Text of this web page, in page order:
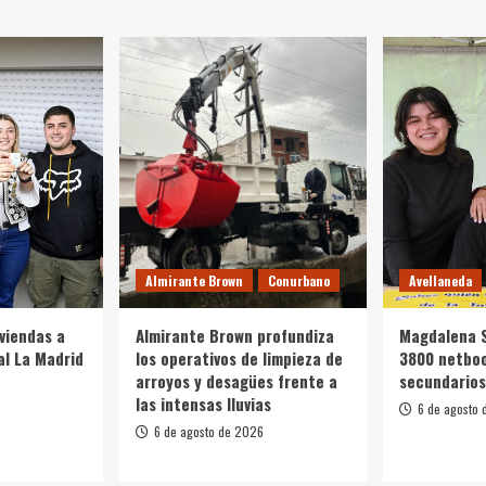
a
La Madrid
Almirante Brown Conurbano
Almirante Brown profundiza
los operativos de limpieza de
arroyos y desagües frente a
las intensas lluvias
6 de agosto de 2026
Avellaneda
Magdalena
3800
6 de agosto